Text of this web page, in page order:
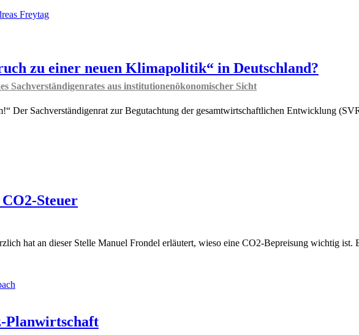
Freytag
zu einer neuen Klimapolitik“ in Deutschland?
Sachverständigenrates aus institutionenökonomischer Sicht
Der Sachverständigenrat zur Begutachtung der gesamtwirtschaftlichen Entwicklung
Steuer
hat an dieser Stelle Manuel Frondel erläutert, wieso eine CO2-Bepreisung wichtig ist.
Planwirtschaft